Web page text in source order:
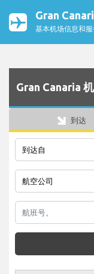
Gran
基本机场信息和服
Gran Canaria
到达